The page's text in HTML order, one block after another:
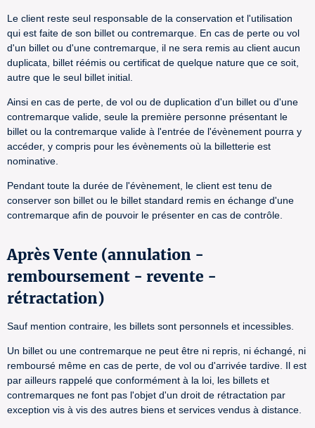
Le client reste seul responsable de la conservation et l'utilisation
qui est faite de son billet ou contremarque. En cas de perte ou vol
d'un billet ou d'une contremarque, il ne sera remis au client aucun
duplicata, billet réémis ou certificat de quelque nature que ce soit,
autre que le seul billet initial.
Ainsi en cas de perte, de vol ou de duplication d'un billet ou d'une
contremarque valide, seule la première personne présentant le
billet ou la contremarque valide à l'entrée de l'évènement pourra y
accéder, y compris pour les évènements où la billetterie est
nominative.
Pendant toute la durée de l'évènement, le client est tenu de
conserver son billet ou le billet standard remis en échange d'une
contremarque afin de pouvoir le présenter en cas de contrôle.
Après Vente (annulation -
remboursement - revente -
rétractation)
Sauf mention contraire, les billets sont personnels et incessibles.
Un billet ou une contremarque ne peut être ni repris, ni échangé, ni
remboursé même en cas de perte, de vol ou d'arrivée tardive. Il est
par ailleurs rappelé que conformément à la loi, les billets et
contremarques ne font pas l'objet d'un droit de rétractation par
exception vis à vis des autres biens et services vendus à distance.